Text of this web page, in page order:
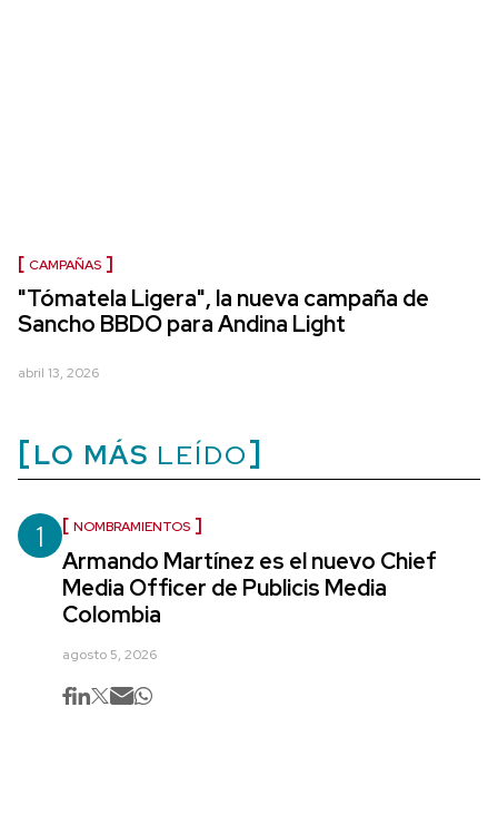
CAMPAÑAS
"Tómatela Ligera", la nueva campaña de
Sancho BBDO para Andina Light
abril 13, 2026
LO MÁS LEÍDO
1 NOMBRAMIENTOS
Armando Martínez es el nuevo Chief
Media Officer de Publicis Media
Colombia
agosto 5, 2026